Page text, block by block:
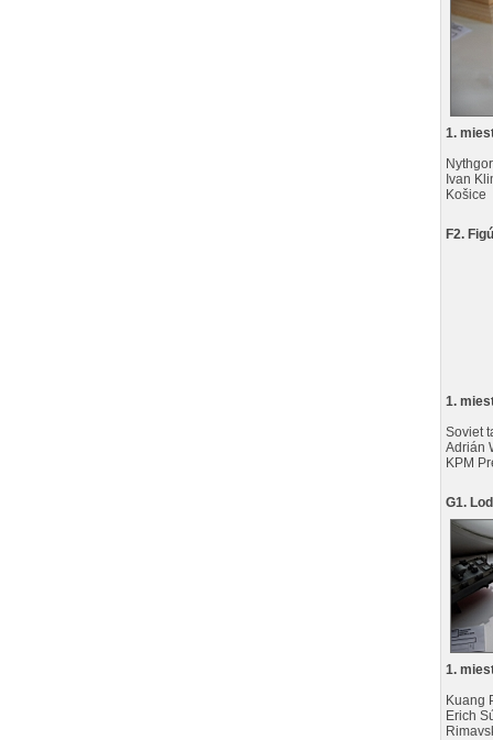
1.
Nythgor
Ivan
Košice
F2.
1.
Soviet
Adrián
KPM
G1.
1.
Kuang
Erich